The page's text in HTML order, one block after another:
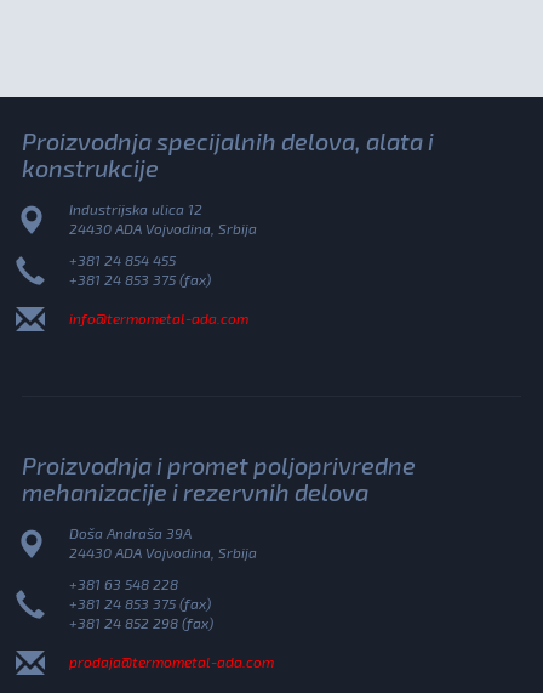
Proizvodnja specijalnih delova, alata i
konstrukcije
Industrijska ulica 12
24430 ADA Vojvodina, Srbija
+381 24 854 455
+381 24 853 375 (fax)
info@termometal-ada.com
Proizvodnja i promet poljoprivredne
mehanizacije i rezervnih delova
Doša Andraša 39A
24430 ADA Vojvodina, Srbija
+381 63 548 228
+381 24 853 375 (fax)
+381 24 852 298 (fax)
prodaja@termometal-ada.com